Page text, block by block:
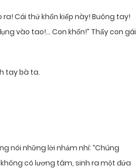
Cái thứ khốn kiếp này! Buông tay!
vào tao!… Con khốn!” Thấy con gái
tay bà ta.
nói những lời nhảm nhí: “Chúng
có lương tâm, sinh ra một đứa